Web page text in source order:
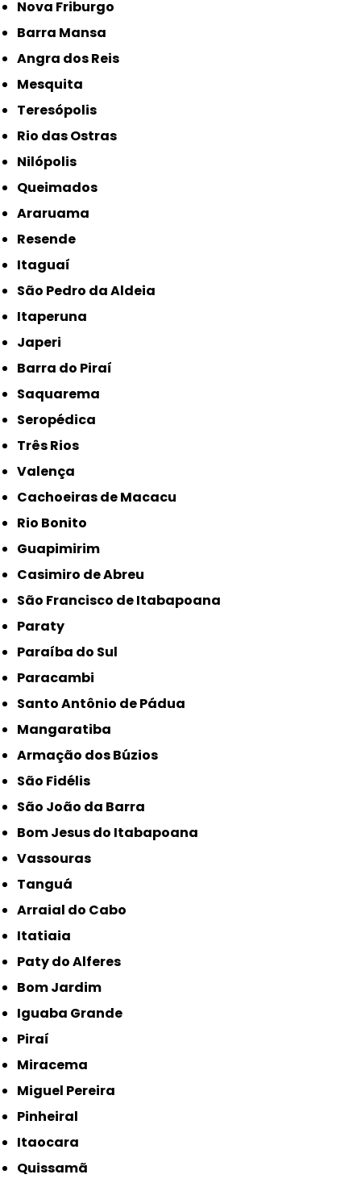
Nova Friburgo
Barra Mansa
Angra dos Reis
Mesquita
Teresópolis
Rio das Ostras
Nilópolis
Queimados
Araruama
Resende
Itaguaí
São Pedro da Aldeia
Itaperuna
Japeri
Barra do Piraí
Saquarema
Seropédica
Três Rios
Valença
Cachoeiras de Macacu
Rio Bonito
Guapimirim
Casimiro de Abreu
São Francisco de Itabapoana
Paraty
Paraíba do Sul
Paracambi
Santo Antônio de Pádua
Mangaratiba
Armação dos Búzios
São Fidélis
São João da Barra
Bom Jesus do Itabapoana
Vassouras
Tanguá
Arraial do Cabo
Itatiaia
Paty do Alferes
Bom Jardim
Iguaba Grande
Piraí
Miracema
Miguel Pereira
Pinheiral
Itaocara
Quissamã